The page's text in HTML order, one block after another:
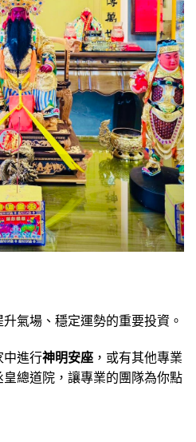
氣場、穩定運勢的重要投資。
中進行神明安座 ，或有其他專業
總道院，讓專業的團隊為你點